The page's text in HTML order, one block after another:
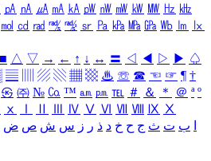
㎀ ㎁ ㎂ ㎃ ㎄ ㎺ ㎻ ㎽ ㎾ ㎿ ㎐ ㎑
㏖ ㏅ ㎭ ㎮ ㎯ ㏛ ㎩ ㎪ ㎫ ㎬ ㏝ ㏐
㏓
■ △ ▽ → ← ↑ ↓ ↔ 〓 ◁ ◀ ▷ ▶ ♤
▤ ▨ ▧ ▦ ▩ ♨ ☏ ☎ ☜ ☞ ¶ †
㉿ ㈜ № ㏇ ™ ㏂ ㏘ ℡ ＃ ＆ ＊ ＠ ª º
ⅹ Ⅳ Ⅴ Ⅵ Ⅶ Ⅷ Ⅸ Ⅹ
ب ت ث ج ح خ د ذ ر ز س ش ص ض